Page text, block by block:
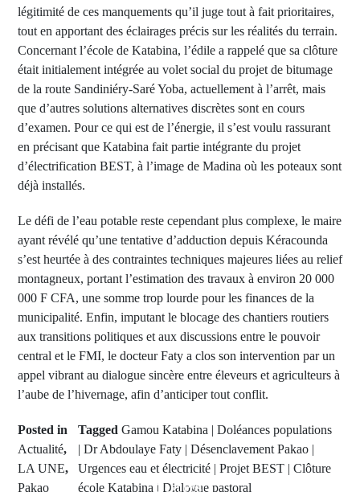
légitimité de ces manquements qu’il juge tout à fait prioritaires,
tout en apportant des éclairages précis sur les réalités du terrain.
Concernant l’école de Katabina, l’édile a rappelé que sa clôture
était initialement intégrée au volet social du projet de bitumage
de la route Sandiniéry-Saré Yoba, actuellement à l’arrêt, mais
que d’autres solutions alternatives discrètes sont en cours
d’examen. Pour ce qui est de l’énergie, il s’est voulu rassurant
en précisant que Katabina fait partie intégrante du projet
d’électrification BEST, à l’image de Madina où les poteaux sont
déjà installés.
Le défi de l’eau potable reste cependant plus complexe, le maire
ayant révélé qu’une tentative d’adduction depuis Kéracounda
s’est heurtée à des contraintes techniques majeures liées au relief
montagneux, portant l’estimation des travaux à environ 20 000
000 F CFA, une somme trop lourde pour les finances de la
municipalité. Enfin, imputant le blocage des chantiers routiers
aux transitions politiques et aux discussions entre le pouvoir
central et le FMI, le docteur Faty a clos son intervention par un
appel vibrant au dialogue sincère entre éleveurs et agriculteurs à
l’aube de l’hivernage, afin d’anticiper tout conflit.
Posted in
Actualité,
LA UNE,
Pakao
TaggedGamou Katabina | Doléances populations
| Dr Abdoulaye Faty | Désenclavement Pakao |
Urgences eau et électricité | Projet BEST | Clôture
école Katabina | Dialogue pastoral
Next Post